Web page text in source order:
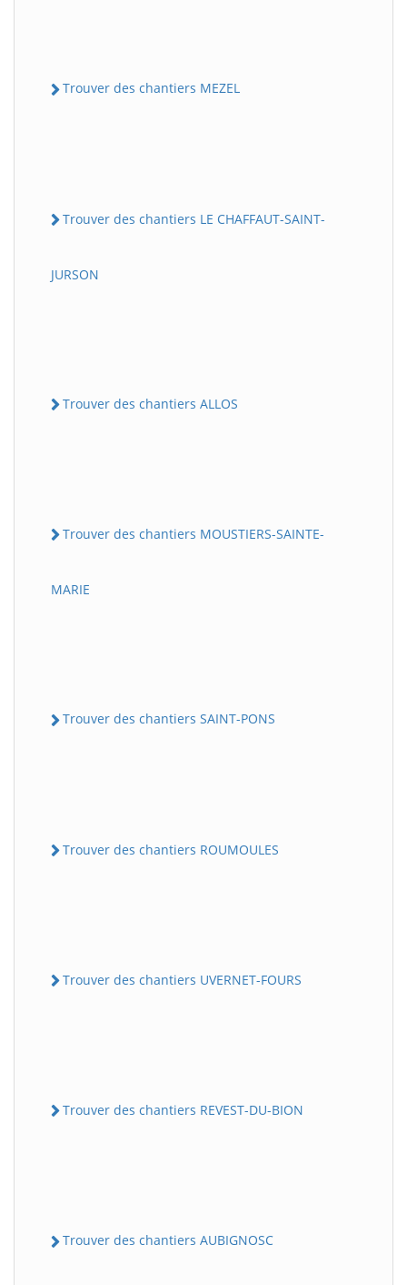
Trouver des chantiers MEZEL
Trouver des chantiers LE CHAFFAUT-SAINT-
JURSON
Trouver des chantiers ALLOS
Trouver des chantiers MOUSTIERS-SAINTE-
MARIE
Trouver des chantiers SAINT-PONS
Trouver des chantiers ROUMOULES
Trouver des chantiers UVERNET-FOURS
Trouver des chantiers REVEST-DU-BION
Trouver des chantiers AUBIGNOSC